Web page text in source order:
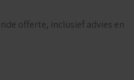
offerte, inclusief advies en